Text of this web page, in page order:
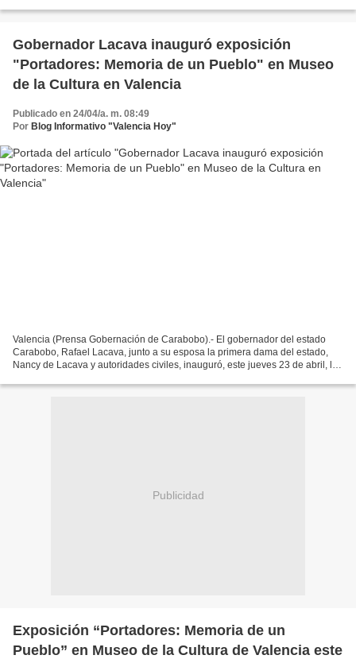
Gobernador Lacava inauguró exposición
"Portadores: Memoria de un Pueblo" en Museo
de la Cultura en Valencia
Publicado en 24/04/a. m. 08:49
Por Blog Informativo "Valencia Hoy"
Valencia (Prensa Gobernación de Carabobo).- El gobernador del estado
Carabobo, Rafael Lacava, junto a su esposa la primera dama del estado,
Nancy de Lacava y autoridades civiles, inauguró, este jueves 23 de abril, la
Publicidad
Exposición “Portadores: Memoria de un
Pueblo” en Museo de la Cultura de Valencia este